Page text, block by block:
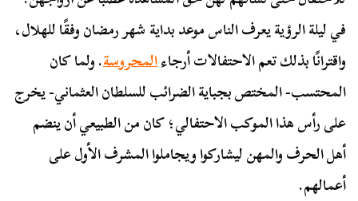
في ليلة الرؤية يعرف الناس موعد بداية شهر رمضان وفقًا للهلال،
واقترانًا بذلك تعم الاحتفالات أرجاءالمحروسة. ولما كان
المحتسب- المختص بجباية الضرائب للسلطان العثماني- يخرج
على رأس هذا الموكب الاحتفالي؛ كان من الطبيعي أن ينضم
أهل الحرف والمهن ليشاركوا ويجاملوا المشرف الأول على
أعمالهم.